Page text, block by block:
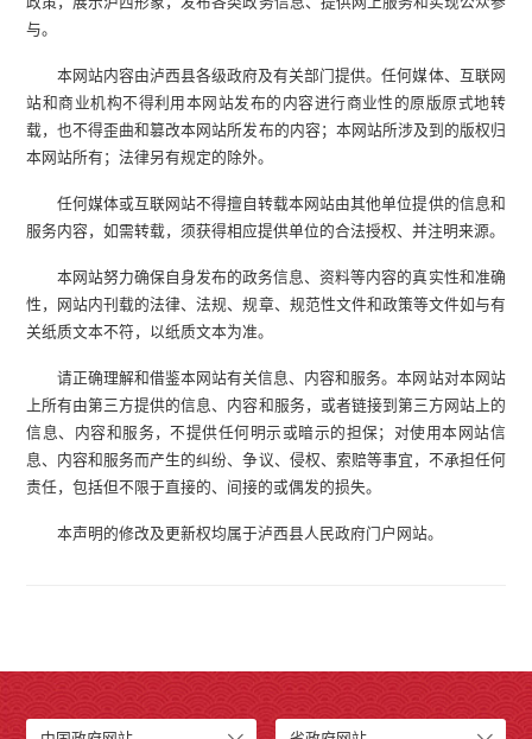
与。
本网站内容由泸西县各级政府及有关部门提供。任何媒体、互联网
站和商业机构不得利用本网站发布的内容进行商业性的原版原式地转
载，也不得歪曲和篡改本网站所发布的内容；本网站所涉及到的版权归
本网站所有；法律另有规定的除外。
任何媒体或互联网站不得擅自转载本网站由其他单位提供的信息和
服务内容，如需转载，须获得相应提供单位的合法授权、并注明来源。
本网站努力确保自身发布的政务信息、资料等内容的真实性和准确
性，网站内刊载的法律、法规、规章、规范性文件和政策等文件如与有
关纸质文本不符，以纸质文本为准。
请正确理解和借鉴本网站有关信息、内容和服务。本网站对本网站
上所有由第三方提供的信息、内容和服务，或者链接到第三方网站上的
信息、内容和服务，不提供任何明示或暗示的担保；对使用本网站信
息、内容和服务而产生的纠纷、争议、侵权、索赔等事宜，不承担任何
责任，包括但不限于直接的、间接的或偶发的损失。
本声明的修改及更新权均属于泸西县人民政府门户网站。